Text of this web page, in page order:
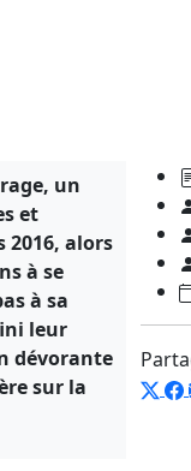
un
et
2016, alors
à se
à sa
leur
dévorante
sur la